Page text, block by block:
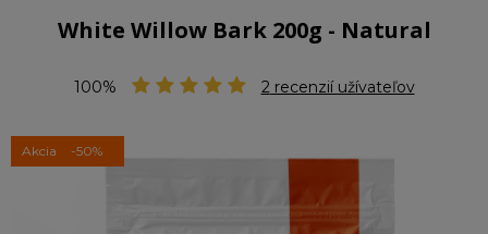
White Willow Bark 200g - Natural
100% 2recenzií užívateľov
Akcia -50%